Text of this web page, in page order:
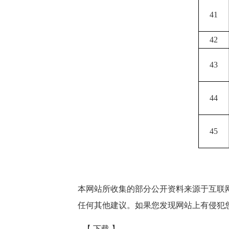
41
42
43
44
45
本网站所收集的部分公开资料来源于互
任何其他建议。如果您发现网站上有侵犯